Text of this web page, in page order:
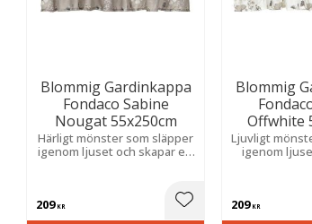
Blommig Gardinkappa
Fondaco Sabine
Nougat 55x250cm
Härligt mönster som släpper
igenom ljuset och skapar ett
209KR Lägg till i favoriter
Blommig
Offwhite
Ljuvligt
igenom
209KR